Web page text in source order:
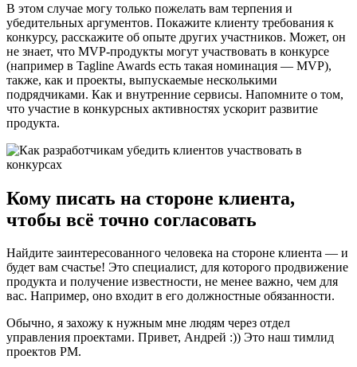
В этом случае могу только пожелать вам терпения и
убедительных аргументов. Покажите клиенту требования к
конкурсу, расскажите об опыте других участников. Может, он
не знает, что MVP-продукты могут участвовать в конкурсе
(например в Tagline Awards есть такая номинация — MVP),
также, как и проекты, выпускаемые несколькими
подрядчиками. Как и внутренние сервисы. Напомните о том,
что участие в конкурсных активностях ускорит развитие
продукта.
Кому писать на стороне клиента,
чтобы всё точно согласовать
Найдите заинтересованного человека на стороне клиента — и
будет вам счастье! Это специалист, для которого продвижение
продукта и получение известности, не менее важно, чем для
вас. Например, оно входит в его должностные обязанности.
Обычно, я захожу к нужным мне людям через отдел
управления проектами. Привет, Андрей :)) Это наш тимлид
проектов РМ.